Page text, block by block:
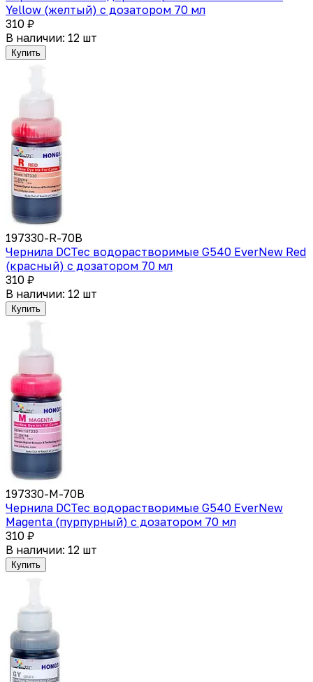
Yellow (желтый) с дозатором 70 мл
310 ₽
В наличии: 12 шт
Купить
197330-R-70B
Чернила DCTec водорастворимые G540 EverNew Red
(красный) с дозатором 70 мл
310 ₽
В наличии: 12 шт
Купить
197330-M-70B
Чернила DCTec водорастворимые G540 EverNew
Magenta (пурпурный) с дозатором 70 мл
310 ₽
В наличии: 12 шт
Купить